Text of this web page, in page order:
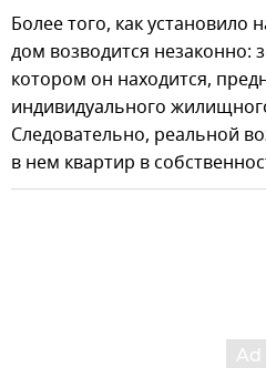
Более того, как установило
дом возводится незаконно:
котором он находится,
индивидуального
Следовательно, реальной
в нем квартир в